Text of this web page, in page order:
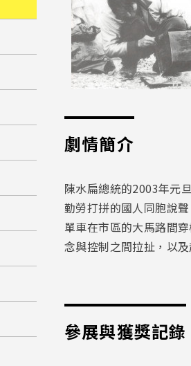
劇情簡介
陳水扁總統的2003年元
勤勞打拼的國人同胞說
單車在市區的大馬路間
念與控制之間拉扯，以
參展與獲獎記錄